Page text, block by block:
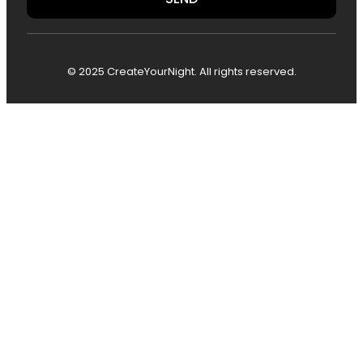
© 2025 CreateYourNight. All rights reserved.